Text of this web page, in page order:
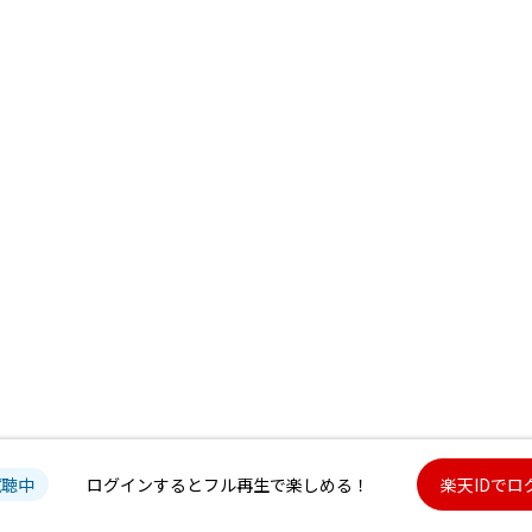
中 ログインするとフル再生で楽しめる！ 楽天IDでロ